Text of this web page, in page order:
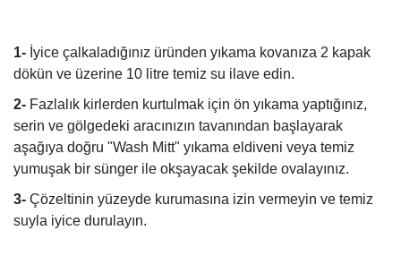
1- İyice çalkaladığınız üründen yıkama kovanıza 2 kapak
dökün ve üzerine 10 litre temiz su ilave edin.
2- Fazlalık kirlerden kurtulmak için ön yıkama yaptığınız,
serin ve gölgedeki aracınızın tavanından başlayarak
aşağıya doğru "Wash Mitt" yıkama eldiveni veya temiz
yumuşak bir sünger ile okşayacak şekilde ovalayınız.
3- Çözeltinin yüzeyde kurumasına izin vermeyin ve temiz
suyla iyice durulayın.